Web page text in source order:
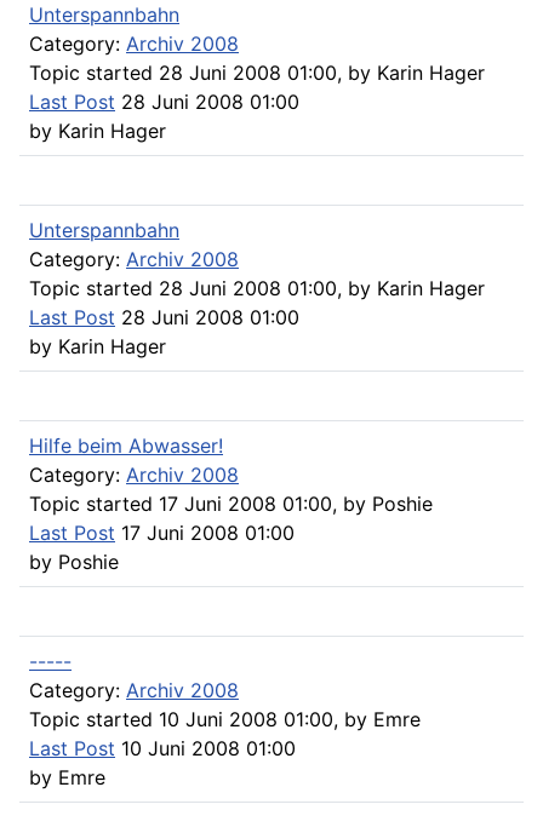
Unterspannbahn
Category: Archiv 2008
Topic started 28 Juni 2008 01:00, by Karin Hager
Last Post 28 Juni 2008 01:00
by Karin Hager
Unterspannbahn
Category: Archiv 2008
Topic started 28 Juni 2008 01:00, by Karin Hager
Last Post 28 Juni 2008 01:00
by Karin Hager
Hilfe beim Abwasser!
Category: Archiv 2008
Topic started 17 Juni 2008 01:00, by Poshie
Last Post 17 Juni 2008 01:00
by Poshie
-----
Category: Archiv 2008
Topic started 10 Juni 2008 01:00, by Emre
Last Post 10 Juni 2008 01:00
by Emre